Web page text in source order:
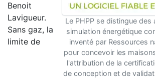
Le PHPP se distingue des
simulation énergétique
inventé par Ressources
pour concevoir les
l'attribution de la
de conception et de
Benoit
Lavigueur.
Sans gaz, la
limite de